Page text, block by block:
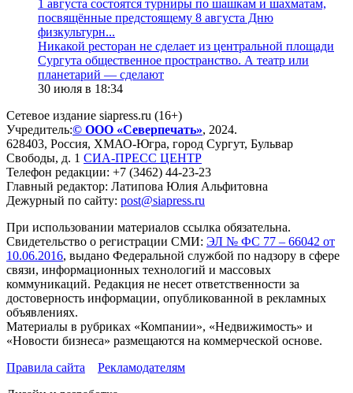
1 августа состоятся турниры по шашкам и шахматам,
посвящённые предстоящему 8 августа Дню
физкультурн...
​Никакой ресторан не сделает из центральной площади
Сургута общественное пространство. А театр или
планетарий — сделают
30 июля в 18:34
Сетевое издание siapress.ru (16+)
Учредитель:© ООО «Северпечать», 2024.
628403, Россия, ХМАО-Югра, город Сургут, Бульвар
Свободы, д. 1 СИА-ПРЕСС ЦЕНТР
Телефон редакции: +7 (3462) 44-23-23
Главный редактор: Латипова Юлия Альфитовна
Дежурный по сайту: post@siapress.ru
При использовании материалов ссылка обязательна.
Свидетельство о регистрации СМИ: ЭЛ № ФС 77 – 66042 от
10.06.2016, выдано Федеральной службой по надзору в сфере
связи, информационных технологий и массовых
коммуникаций. Редакция не несет ответственности за
достоверность информации, опубликованной в рекламных
объявлениях.
Материалы в рубриках «Компании», «Недвижимость» и
«Новости бизнеса» размещаются на коммерческой основе.
Правила сайта
Рекламодателям